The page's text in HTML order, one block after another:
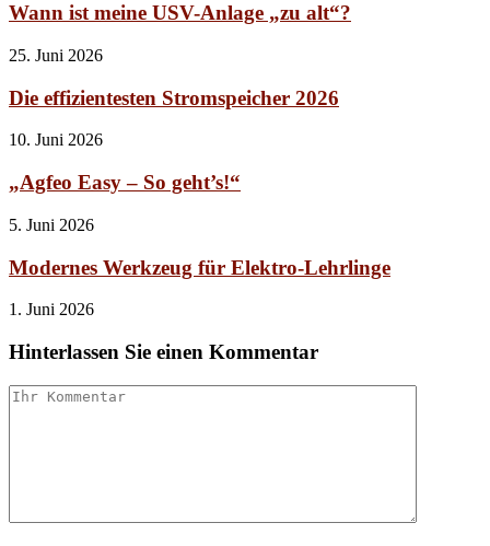
Wann ist meine USV-Anlage „zu alt“?
25. Juni 2026
Die effizientesten Stromspeicher 2026
10. Juni 2026
„Agfeo Easy – So geht’s!“
5. Juni 2026
Modernes Werkzeug für Elektro-Lehrlinge
1. Juni 2026
Hinterlassen Sie einen Kommentar